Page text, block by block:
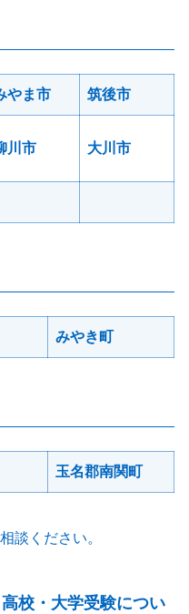
やま市 筑後市
川市 大川市
みやき町
玉名郡南関町
談ください。
校・大学受験につい